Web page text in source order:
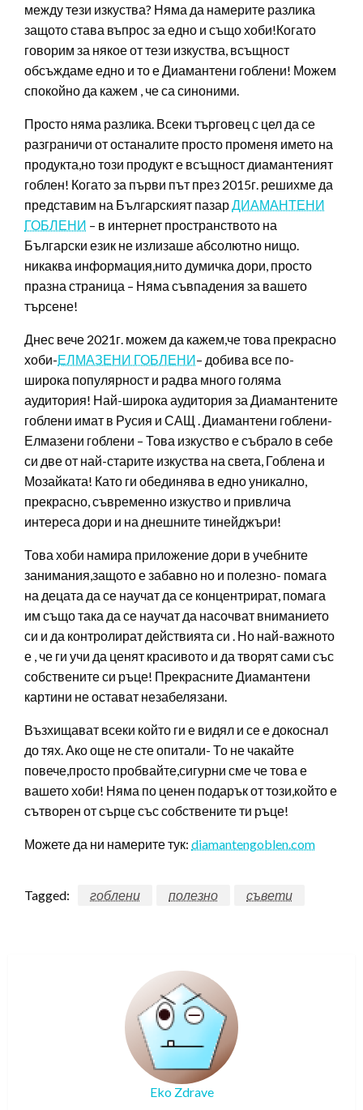
между тези изкуства? Няма да намерите разлика
защото става въпрос за едно и също хоби!Когато
говорим за някое от тези изкуства, всъщност
обсъждаме едно и то е Диамантени гоблени! Можем
спокойно да кажем , че са синоними.
Просто няма разлика. Всеки търговец с цел да се
разграничи от останалите просто променя името на
продукта,но този продукт е всъщност диамантеният
гоблен! Когато за първи път през 2015г. решихме да
представим на Българският пазар ДИАМАНТЕНИ
ГОБЛЕНИ – в интернет пространството на
Български език не излизаше абсолютно нищо.
никаква информация,нито думичка дори, просто
празна страница – Няма съвпадения за вашето
търсене!
Днес вече 2021г. можем да кажем,че това прекрасно
хоби-ЕЛМАЗЕНИ ГОБЛЕНИ– добива все по-
широка популярност и радва много голяма
аудитория! Най-широка аудитория за Диамантените
гоблени имат в Русия и САЩ . Диамантени гоблени-
Елмазени гоблени – Това изкуство е събрало в себе
си две от най-старите изкуства на света, Гоблена и
Мозайката! Като ги обединява в едно уникално,
прекрасно, съвременно изкуство и привлича
интереса дори и на днешните тинейджъри!
Това хоби намира приложение дори в учебните
занимания,защото е забавно но и полезно- помага
на децата да се научат да се концентрират, помага
им също така да се научат да насочват вниманието
си и да контролират действията си . Но най-важното
е , че ги учи да ценят красивото и да творят сами със
собствените си ръце! Прекрасните Диамантени
картини не остават незабелязани.
Възхищават всеки който ги е видял и се е докоснал
до тях. Ако още не сте опитали- То не чакайте
повече,просто пробвайте,сигурни сме че това е
вашето хоби! Няма по ценен подарък от този,който е
сътворен от сърце със собствените ти ръце!
Можете да ни намерите тук: diamantengoblen.com
Tagged: гоблени полезно съвети
Eko Zdrave